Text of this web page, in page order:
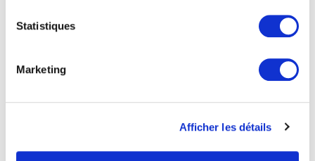
Statistiques
Marketing
Afficher les détails
rendus sur les pratiques et les performances
environnementales et sociales sont publiés par les
transparence des processus mis en place pour
garantir la stratégie sociale et environnementale.